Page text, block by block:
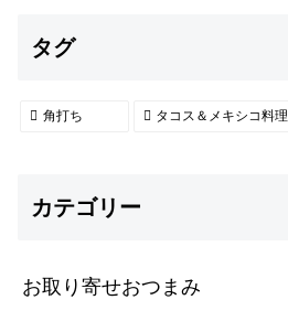
タグ
角打ち タコス＆メキシコ料理
カテゴリー
お取り寄せおつまみ